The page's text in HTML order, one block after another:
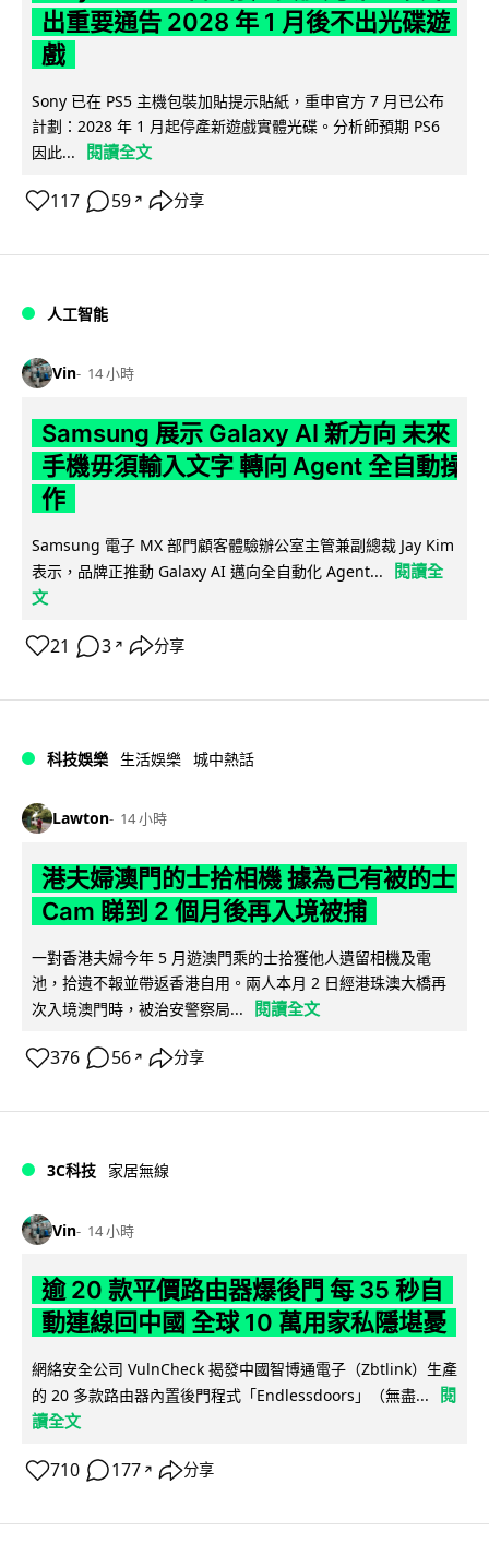
出重要通告 2028 年 1 月後不出光碟遊
戲
Sony 已在 PS5 主機包裝加貼提示貼紙，重申官方 7 月已公布
計劃：2028 年 1 月起停產新遊戲實體光碟。分析師預期 PS6
因此...
閱讀全文
117 59 ↗ 分享
人工智能
Vin 14 小時
Samsung 展示 Galaxy AI 新方向 未來
手機毋須輸入文字 轉向 Agent 全自動操
作
Samsung 電子 MX 部門顧客體驗辦公室主管兼副總裁 Jay Kim
表示，品牌正推動 Galaxy AI 邁向全自動化 Agent...
閱讀全
文
21 3 ↗ 分享
科技娛樂 生活娛樂 城中熱話
Lawton 14 小時
港夫婦澳門的士拾相機 據為己有被的士
Cam 睇到 2 個月後再入境被捕
一對香港夫婦今年 5 月遊澳門乘的士拾獲他人遺留相機及電
池，拾遺不報並帶返香港自用。兩人本月 2 日經港珠澳大橋再
次入境澳門時，被治安警察局...
閱讀全文
376 56 ↗ 分享
3C科技 家居無線
Vin 14 小時
逾 20 款平價路由器爆後門 每 35 秒自
動連線回中國 全球 10 萬用家私隱堪憂
網絡安全公司 VulnCheck 揭發中國智博通電子（Zbtlink）生產
的 20 多款路由器內置後門程式「Endlessdoors」（無盡...
閱
讀全文
710 177 ↗ 分享